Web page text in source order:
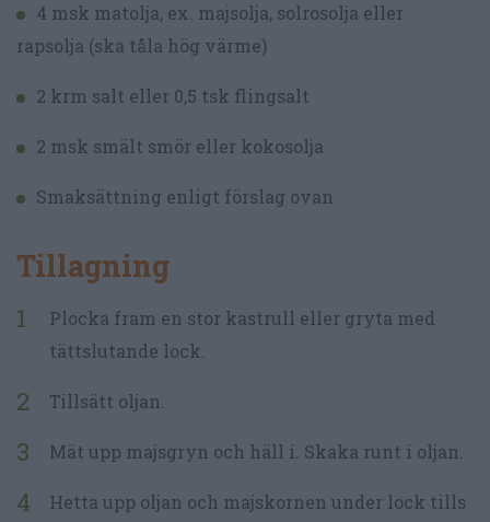
4 msk matolja, ex. majsolja, solrosolja eller
rapsolja (ska tåla hög värme)
2 krm salt eller 0,5 tsk flingsalt
2 msk smält smör eller kokosolja
Smaksättning enligt förslag ovan
Tillagning
Plocka fram en stor kastrull eller gryta med
tättslutande lock.
Tillsätt oljan.
Mät upp majsgryn och häll i. Skaka runt i oljan.
Hetta upp oljan och majskornen under lock tills